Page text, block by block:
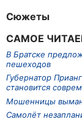
Сюжеты
САМОЕ
В Братске
пешеходов
Губернатор
становится
Мошенницы
Самолёт